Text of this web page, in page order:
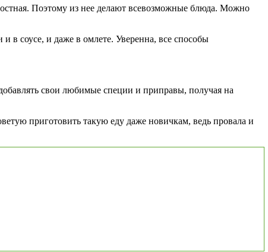
Поэтому из нее делают всевозможные блюда. Можно
в соусе, и даже в омлете. Уверенна, все способы
свои любимые специи и приправы, получая на
приготовить такую еду даже новичкам, ведь провала и